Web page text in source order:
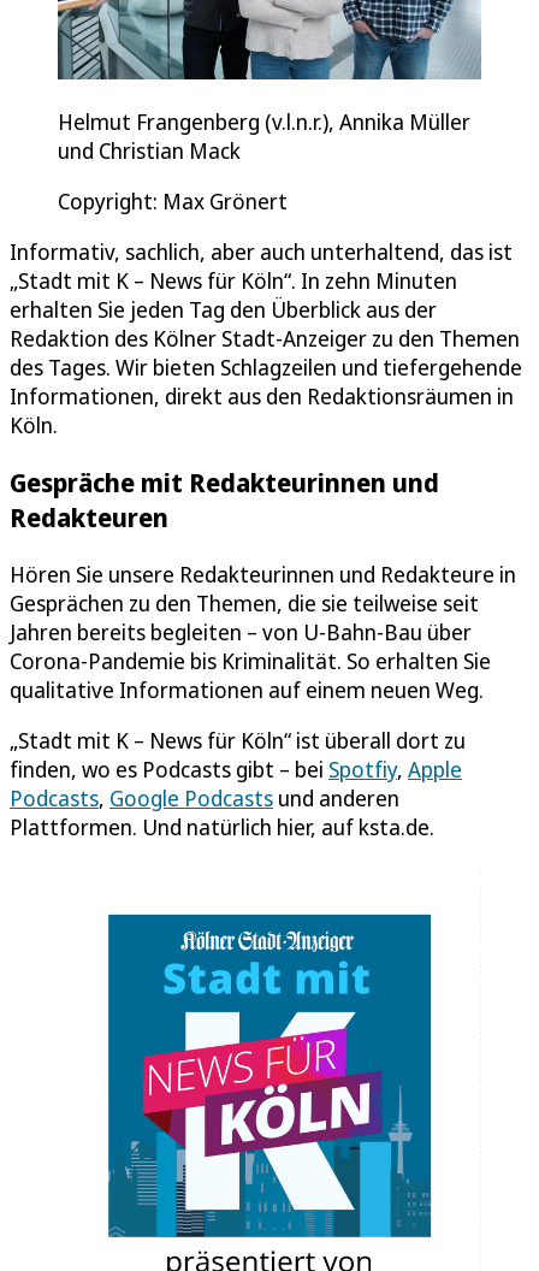
Helmut Frangenberg (v.l.n.r.), Annika Müller
und Christian Mack
Copyright: Max Grönert
Informativ, sachlich, aber auch unterhaltend, das ist
„Stadt mit K – News für Köln“. In zehn Minuten
erhalten Sie jeden Tag den Überblick aus der
Redaktion des Kölner Stadt-Anzeiger zu den Themen
des Tages. Wir bieten Schlagzeilen und tiefergehende
Informationen, direkt aus den Redaktionsräumen in
Köln.
Gespräche mit Redakteurinnen und
Redakteuren
Hören Sie unsere Redakteurinnen und Redakteure in
Gesprächen zu den Themen, die sie teilweise seit
Jahren bereits begleiten – von U-Bahn-Bau über
Corona-Pandemie bis Kriminalität. So erhalten Sie
qualitative Informationen auf einem neuen Weg.
„Stadt mit K – News für Köln“ ist überall dort zu
finden, wo es Podcasts gibt – bei Spotfiy, Apple
Podcasts, Google Podcasts und anderen
Plattformen. Und natürlich hier, auf ksta.de.